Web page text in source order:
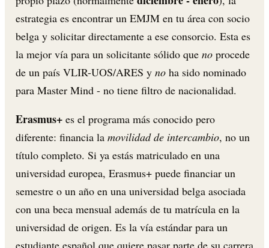
estrategia es encontrar un EMJM en tu área con socio
belga y solicitar directamente a ese consorcio. Esta es
la mejor vía para un solicitante sólido que no procede
de un país VLIR-UOS/ARES y no ha sido nominado
para Master Mind - no tiene filtro de nacionalidad.
Erasmus+ es el programa más conocido pero
diferente: financia la movilidad de intercambio, no un
título completo. Si ya estás matriculado en una
universidad europea, Erasmus+ puede financiar un
semestre o un año en una universidad belga asociada
con una beca mensual además de tu matrícula en la
universidad de origen. Es la vía estándar para un